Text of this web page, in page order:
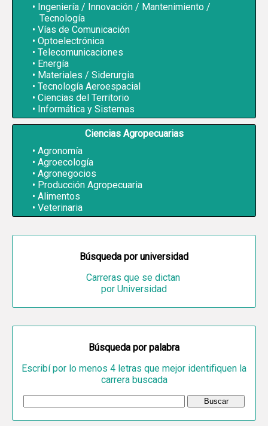
Ingeniería / Innovación / Mantenimiento /
Tecnología
Vías de Comunicación
Optoelectrónica
Telecomunicaciones
Energía
Materiales / Siderurgia
Tecnología Aeroespacial
Ciencias del Territorio
Informática y Sistemas
Ciencias Agropecuarias
Agronomía
Agroecología
Agronegocios
Producción Agropecuaria
Alimentos
Veterinaria
Búsqueda por universidad
Carreras que se dictan
por Universidad
Búsqueda por palabra
Escribí por lo menos 4 letras que mejor identifiquen la
carrera buscada